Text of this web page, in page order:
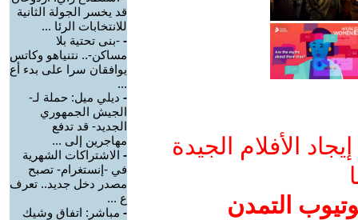
الأفلام الجيدة
التمدن
قد يخسر الجولة الثانية
للانتخابات الرئا ...
- -بنى تحتية بلا
مساكن-.. نتنياهو وكاتس
يوافقان سرا على بدء أع
...
- ديلي ميل: حملة لـ-
الجيش الجمهوري
الجديد- قد تدفع
مهاجرين إلى ...
- الاشتراكات الشهرية
في -إنستغرام- تصبح
مصدر دخل جديد.. تعرف
ع ...
- مباشر: اتفاق وشيك